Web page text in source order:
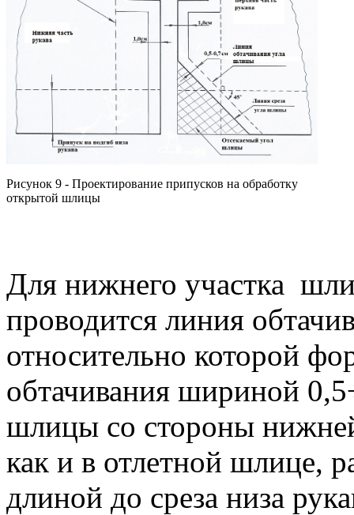
Рисунок 9 - Проектирование припусков на обработку
открытой шлицы
Для нижнего участка
проводится линия
относительно которой
обтачивания шириной
шлицы со стороны
как и в отлетной шлице,
длиной до среза низа